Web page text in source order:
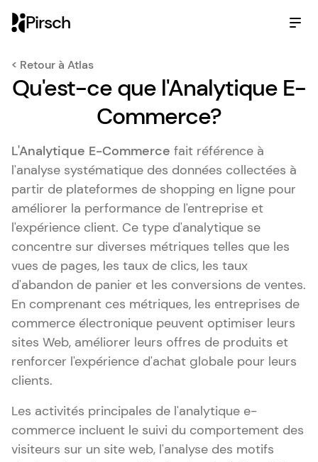
Pirsch
< Retour à Atlas
Qu'est-ce que l'Analytique E-
Commerce?
L'Analytique E-Commerce fait référence à
l'analyse systématique des données collectées à
partir de plateformes de shopping en ligne pour
améliorer la performance de l'entreprise et
l'expérience client. Ce type d'analytique se
concentre sur diverses métriques telles que les
vues de pages, les taux de clics, les taux
d'abandon de panier et les conversions de ventes.
En comprenant ces métriques, les entreprises de
commerce électronique peuvent optimiser leurs
sites Web, améliorer leurs offres de produits et
renforcer l'expérience d'achat globale pour leurs
clients.
Les activités principales de l'analytique e-
commerce incluent le suivi du comportement des
visiteurs sur un site web, l'analyse des motifs